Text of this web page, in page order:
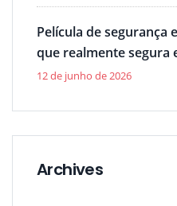
Película de segurança
que realmente segura
12 de junho de 2026
Archives